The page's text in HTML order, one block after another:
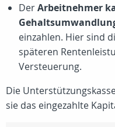
DerArbeitnehmer
einzahlen. Hier sind
späteren
Versteuerung.
Die
sie das eingezahlte